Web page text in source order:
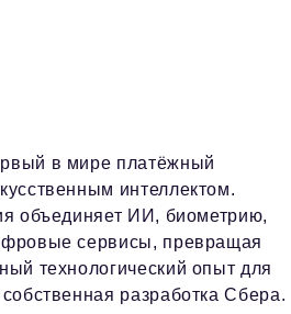
в мире платёжный
интеллектом.
объединяет ИИ, биометрию,
сервисы, превращая
технологический опыт для
разработка Сбера.